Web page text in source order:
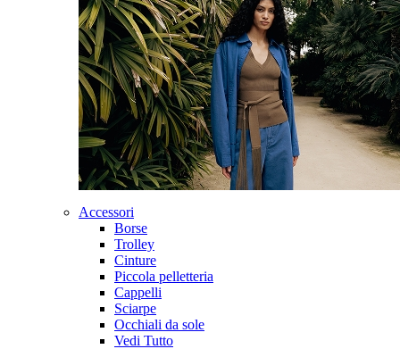
Accessori
Borse
Trolley
Cinture
Piccola pelletteria
Cappelli
Sciarpe
Occhiali da sole
Vedi Tutto